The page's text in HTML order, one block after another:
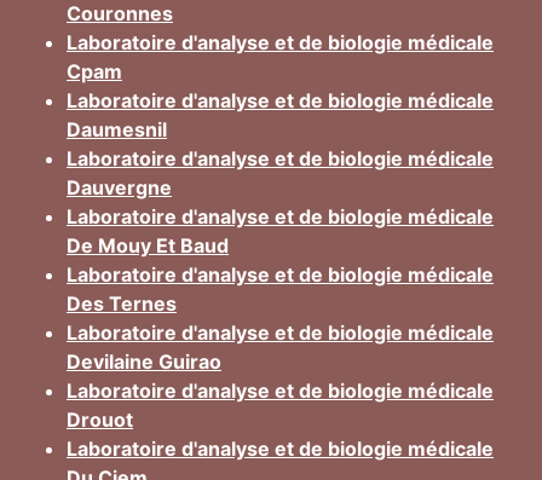
Couronnes
Laboratoire d'analyse et de biologie médicale
Cpam
Laboratoire d'analyse et de biologie médicale
Daumesnil
Laboratoire d'analyse et de biologie médicale
Dauvergne
Laboratoire d'analyse et de biologie médicale
De Mouy Et Baud
Laboratoire d'analyse et de biologie médicale
Des Ternes
Laboratoire d'analyse et de biologie médicale
Devilaine Guirao
Laboratoire d'analyse et de biologie médicale
Drouot
Laboratoire d'analyse et de biologie médicale